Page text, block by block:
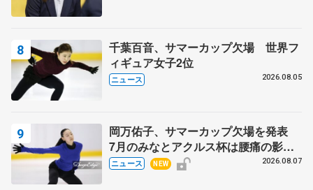
千葉百音、サマーカップ欠場 世界フ
ィギュア女子2位
ニュース 2026.08.05
岡万佑子、サマーカップ欠場を発表
7月のみなとアクルス杯は腰痛の影響
で
ニュース NEW 2026.08.07